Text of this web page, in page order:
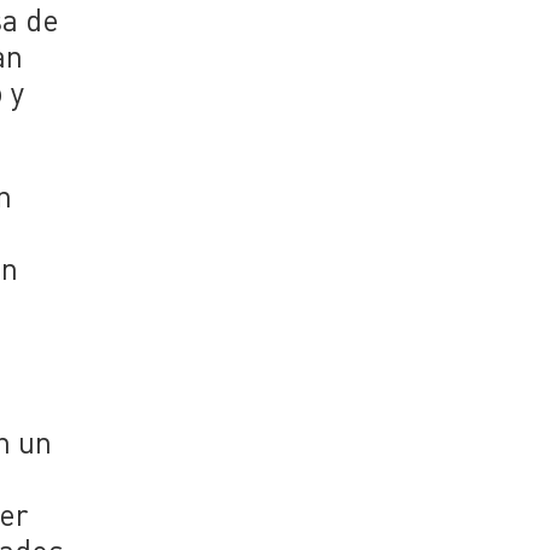
de
y
un